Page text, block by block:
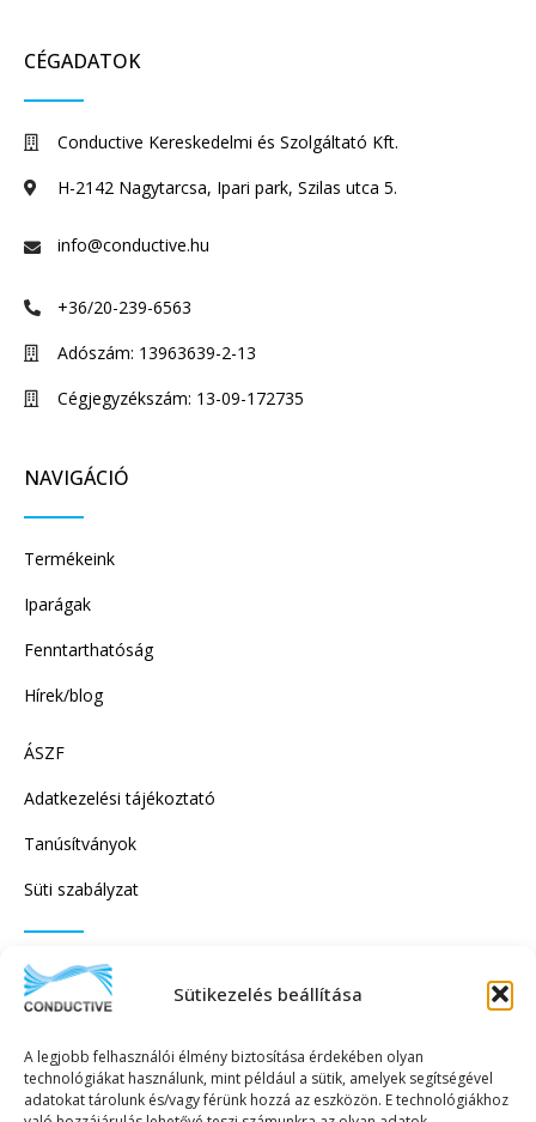
Sütikezelés beállítása
A legjobb felhasználói élmény biztosítása érdekében olyan
technológiákat használunk, mint például a sütik, amelyek segítségével
adatokat tárolunk és/vagy férünk hozzá az eszközön. E technológiákhoz
CÉGADATOK
Conductive Kereskedelmi és Szolgáltató Kft.
H-2142 Nagytarcsa, Ipari park, Szilas utca 5.
info@conductive.hu
+36/20-239-6563
Adószám: 13963639-2-13
Cégjegyzékszám: 13-09-172735
NAVIGÁCIÓ
Termékeink
Iparágak
Fenntarthatóság
Hírek/blog
ÁSZF
Adatkezelési tájékoztató
Tanúsítványok
Süti szabályzat
IRATKOZZON FEL HÍRLEVELÜNKRE!